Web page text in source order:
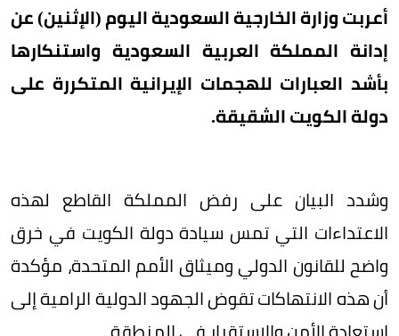
أعربت وزارة الخارجية السعودية اليوم (الإثنين) عن
إدانة المملكة العربية السعودية واستنكارها
بأشد العبارات للهجمات الإيرانية المتكررة على
دولة الكويت الشقيقة.
وشدد البيان على رفض المملكة القاطع لهذه
الاعتداءات التي تمس سيادة دولة الكويت في خرق
واضح للقانون الدولي وميثاق الأمم المتحدة، مؤكدة
أن هذه الانتهاكات تقوض الجهود الدولية الرامية إلى